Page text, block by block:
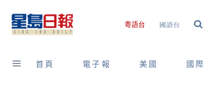
content
粵語台 國語台
首頁 電子報 美國 國際